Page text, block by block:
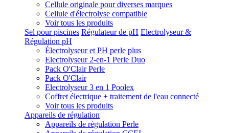
Cellule originale pour diverses marques
Cellule d'électrolyse compatible
Voir tous les produits
Sel pour piscines Régulateur de pH Electrolyseur &
Régulation pH
Électrolyseur et PH perle plus
Electrolyseur 2-en-1 Perle Duo
Pack O'Clair Perle
Pack O'Clair
Electrolyseur 3 en 1 Poolex
Coffret électrique + traitement de l'eau connecté
Voir tous les produits
Appareils de régulation
Appareils de régulation Perle